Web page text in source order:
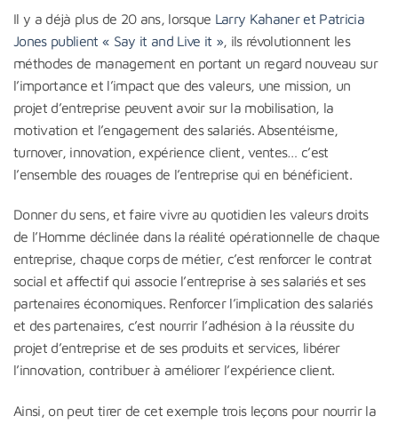
Il y a déjà plus de 20 ans, lorsque Larry Kahaner et Patricia
Jones publient « Say it and Live it », ils révolutionnent les
méthodes de management en portant un regard nouveau sur
l’importance et l’impact que des valeurs, une mission, un
projet d’entreprise peuvent avoir sur la mobilisation, la
motivation et l’engagement des salariés. Absentéisme,
turnover, innovation, expérience client, ventes… c’est
l’ensemble des rouages de l’entreprise qui en bénéficient.
Donner du sens, et faire vivre au quotidien les valeurs droits
de l’Homme déclinée dans la réalité opérationnelle de chaque
entreprise, chaque corps de métier, c’est renforcer le contrat
social et affectif qui associe l’entreprise à ses salariés et ses
partenaires économiques. Renforcer l’implication des salariés
et des partenaires, c’est nourrir l’adhésion à la réussite du
projet d’entreprise et de ses produits et services, libérer
l’innovation, contribuer à améliorer l’expérience client.
Ainsi, on peut tirer de cet exemple trois leçons pour nourrir la